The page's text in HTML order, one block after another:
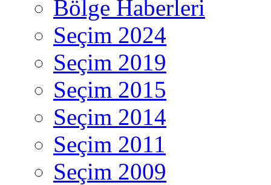
Bölge Haberleri
Seçim 2024
Seçim 2019
Seçim 2015
Seçim 2014
Seçim 2011
Seçim 2009